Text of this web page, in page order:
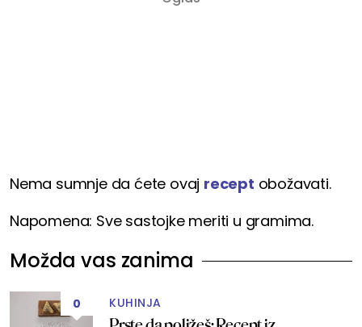
Nema sumnje da ćete ovaj recept obožavati.
Napomena: Sve sastojke meriti u gramima.
Možda vas zanima
0 KUHINJA